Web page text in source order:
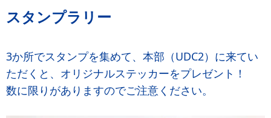
スタンプラリー
3か所でスタンプを集めて、本部（UDC2）に来てい
ただくと、オリジナルステッカーをプレゼント！
数に限りがありますのでご注意ください。